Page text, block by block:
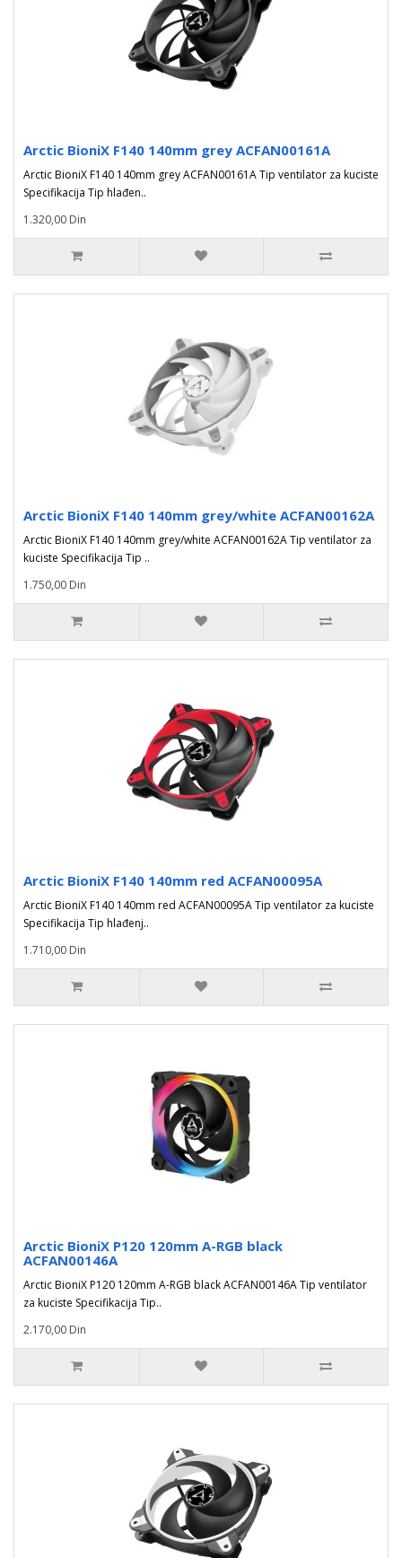
Arctic BioniX F140 140mm grey ACFAN00161A
Arctic BioniX F140 140mm grey ACFAN00161A Tip ventilator za kuciste
Specifikacija Tip hlađen..
1.320,00 Din
Arctic BioniX F140 140mm grey/white ACFAN00162A
Arctic BioniX F140 140mm grey/white ACFAN00162A Tip ventilator za
kuciste Specifikacija Tip ..
1.750,00 Din
Arctic BioniX F140 140mm red ACFAN00095A
Arctic BioniX F140 140mm red ACFAN00095A Tip ventilator za kuciste
Specifikacija Tip hlađenj..
1.710,00 Din
Arctic BioniX P120 120mm A-RGB black
ACFAN00146A
Arctic BioniX P120 120mm A-RGB black ACFAN00146A Tip ventilator
za kuciste Specifikacija Tip..
2.170,00 Din